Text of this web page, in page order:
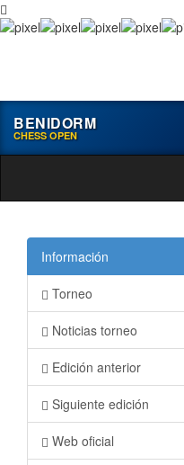
BENIDORM
CHESS OPEN
Información
Torneo
Noticias torneo
Edición anterior
Siguiente edición
Web oficial